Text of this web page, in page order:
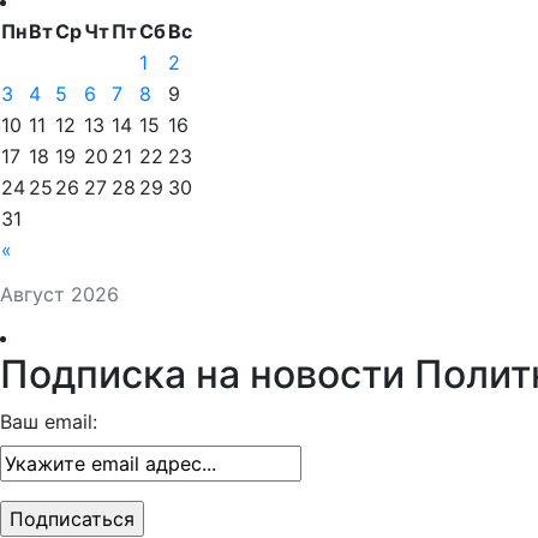
Август 2026
ПнВтСрЧтПтСбВс
«
1
2
3
4 5 6 7 8
9
10 11 12 13 14 15 16
17 18 19 20 21 22 23
24 25 26 27 28 29 30
31
Подписка на новости
Ваш email: